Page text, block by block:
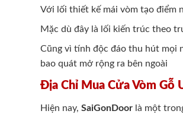
Với lối thiết kế mái vòm tạo điểm
Mặc dù đây là lối kiến trúc theo
Cũng vì tính độc đáo thu hút mọi
bao quát mở rộng ra bên ngoài
Địa Chỉ Mua Cửa Vòm Gỗ
Hiện nay, SaiGonDoor là một